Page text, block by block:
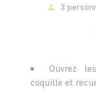
3
Ouvrez
coquille et